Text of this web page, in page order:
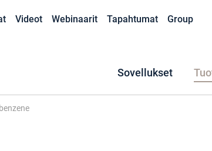
Videot Webinaarit Tapahtumat Group
Sovellukset